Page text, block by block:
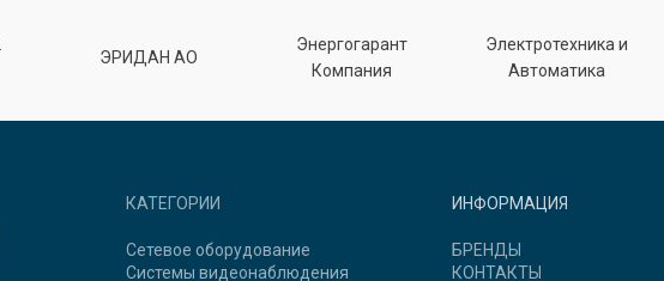
ЭРИДАН АО
Энергогарант
Компания
Электротехника и
Автоматика
КАТЕГОРИИ
Сетевое оборудование
Системы видеонаблюдения
ИНФОРМАЦИЯ
БРЕНДЫ
КОНТАКТЫ